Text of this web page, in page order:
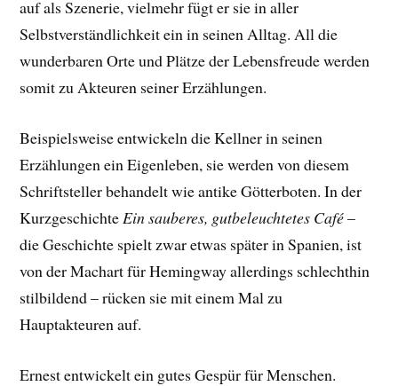
auf als Szenerie, vielmehr fügt er sie in aller
Selbstverständlichkeit ein in seinen Alltag. All die
wunderbaren Orte und Plätze der Lebensfreude werden
somit zu Akteuren seiner Erzählungen.
Beispielsweise entwickeln die Kellner in seinen
Erzählungen ein Eigenleben, sie werden von diesem
Schriftsteller behandelt wie antike Götterboten. In der
KurzgeschichteEin sauberes, gutbeleuchtetes Café–
die Geschichte spielt zwar etwas später in Spanien, ist
von der Machart für Hemingway allerdings schlechthin
stilbildend – rücken sie mit einem Mal zu
Hauptakteuren auf.
Ernest entwickelt ein gutes Gespür für Menschen.